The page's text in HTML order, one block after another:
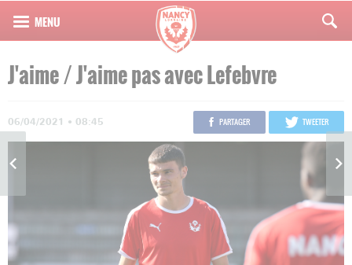
J'aime / J'aime pas avec Lefebvre
06/04/2021 • 08:45 PARTAGER TWEETER